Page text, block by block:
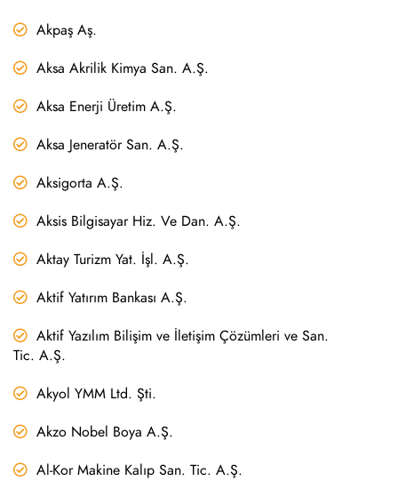
Akpaş Aş.
Aksa Akrilik Kimya San. A.Ş.
Aksa Enerji Üretim A.Ş.
Aksa Jeneratör San. A.Ş.
Aksigorta A.Ş.
Aksis Bilgisayar Hiz. Ve Dan. A.Ş.
Aktay Turizm Yat. İşl. A.Ş.
Aktif Yatırım Bankası A.Ş.
Aktif Yazılım Bilişim ve İletişim Çözümleri ve San.
Tic. A.Ş.
Akyol YMM Ltd. Şti.
Akzo Nobel Boya A.Ş.
Al-Kor Makine Kalıp San. Tic. A.Ş.